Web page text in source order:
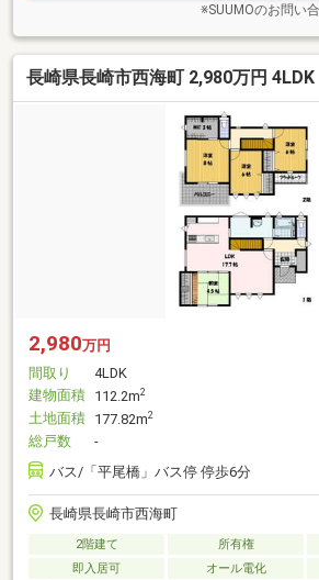
丈夫。他にも様々なアイデアがいっぱいの
※SUUMOのお問い
長崎県長崎市西海町 2,980万円 4LDK
2,980万円
間取り
4LDK
建物面積 112.2m2
土地面積 177.82m2
総戸数
-
バス/「平尾橋」バス停 停歩6分
長崎県長崎市西海町
2階建て 所有権
即入居可
オール電化